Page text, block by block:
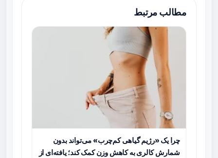
مطالب مرتبط
چرا یک «رژیم گیاهی کم‌چرب» می‌تواند بدون
شمارش کالری به کاهش وزن کمک کند؛ یافته‌ای از